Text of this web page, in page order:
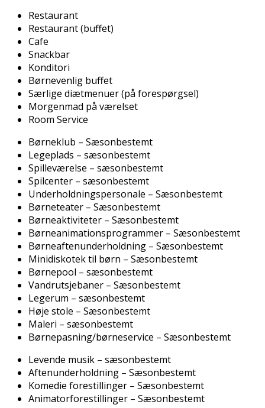
Restaurant
Restaurant (buffet)
Cafe
Snackbar
Konditori
Børnevenlig buffet
Særlige diætmenuer (på forespørgsel)
Morgenmad på værelset
Room Service
Børneklub – Sæsonbestemt
Legeplads – sæsonbestemt
Spilleværelse – sæsonbestemt
Spilcenter – sæsonbestemt
Underholdningspersonale – Sæsonbestemt
Børneteater – Sæsonbestemt
Børneaktiviteter – Sæsonbestemt
Børneanimationsprogrammer – Sæsonbestemt
Børneaftenunderholdning – Sæsonbestemt
Minidiskotek til børn – Sæsonbestemt
Børnepool – sæsonbestemt
Vandrutsjebaner – Sæsonbestemt
Legerum – sæsonbestemt
Høje stole – Sæsonbestemt
Maleri – sæsonbestemt
Børnepasning/børneservice – Sæsonbestemt
Levende musik – sæsonbestemt
Aftenunderholdning – Sæsonbestemt
Komedie forestillinger – Sæsonbestemt
Animatorforestillinger – Sæsonbestemt